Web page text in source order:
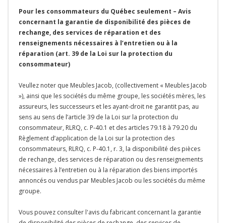
Pour les consommateurs du Québec seulement – Avis
concernant la garantie de disponibilité des pièces de
rechange, des services de réparation et des
renseignements nécessaires à l’entretien ou à la
réparation (art. 39 de la Loi sur la protection du
consommateur)
Veullez noter que Meubles Jacob, (collectivement « Meubles Jacob
»), ainsi que les sociétés du même groupe, les sociétés mères, les
assureurs, les successeurs et les ayant-droit ne garantit pas, au
sens au sens de l’article 39 de la Loi sur la protection du
consommateur, RLRQ, c. P-40.1 et des articles 79.18 à 79.20 du
Règlement d’application de la Loi sur la protection des
consommateurs, RLRQ, c. P-40.1, r. 3, la disponibilité des pièces
de rechange, des services de réparation ou des renseignements
nécessaires à l’entretien ou à la réparation des biens importés
annoncés ou vendus par Meubles Jacob ou les sociétés du même
groupe.
Vous pouvez consulter l'avis du fabricant concernant la garantie